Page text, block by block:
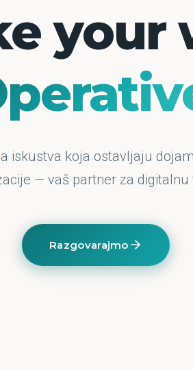
your
iskustva koja ostavljaju
— vaš partner za
Razgovarajmo